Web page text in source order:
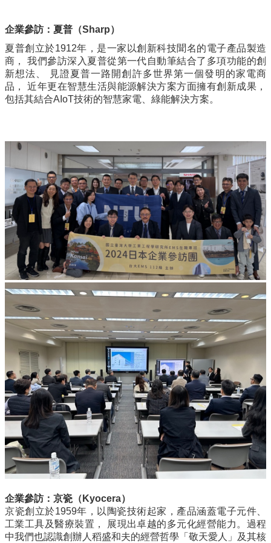
學
習
生
涯
訊
活
關
於
我
校
友
專
區
群
媒
體
企業參訪：夏普（Sharp）
夏普創立於1912年，是一家以創新科技聞名的電子產品製造
商， 我們參訪深入夏普從第一代自動筆結合了多項功能的創
新想法、 見證夏普一路開創許多世界第一個發明的家電商
品， 近年更在智慧生活與能源解決方案方面擁有創新成果，
包括其結合AIoT技術的智慧家電、綠能解決方案。
企業參訪：京瓷（Kyocera）
京瓷創立於1959年，以陶瓷技術起家，產品涵蓋電子元件、
工業工具及醫療裝置， 展現出卓越的多元化經營能力。過程
中我們也認識創辦人稻盛和夫的經營哲學「敬天愛人」及其核